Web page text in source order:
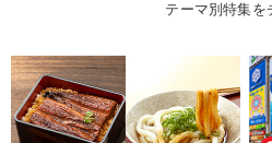
テーマ別特集を